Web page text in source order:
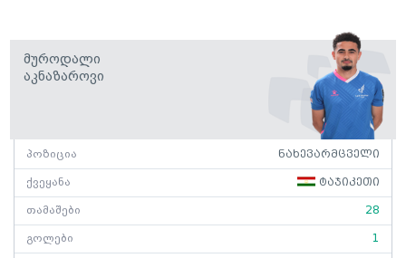
Მუროდალი
Აკნაზაროვი
პოზიცია ნახევარმცველი
ქვეყანა ტაჯიკეთი
თამაშები 28
გოლები 1